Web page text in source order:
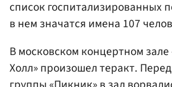
список госпитализированных
в нем значатся имена 107
В московском концертном зале
Холл» произошел теракт.